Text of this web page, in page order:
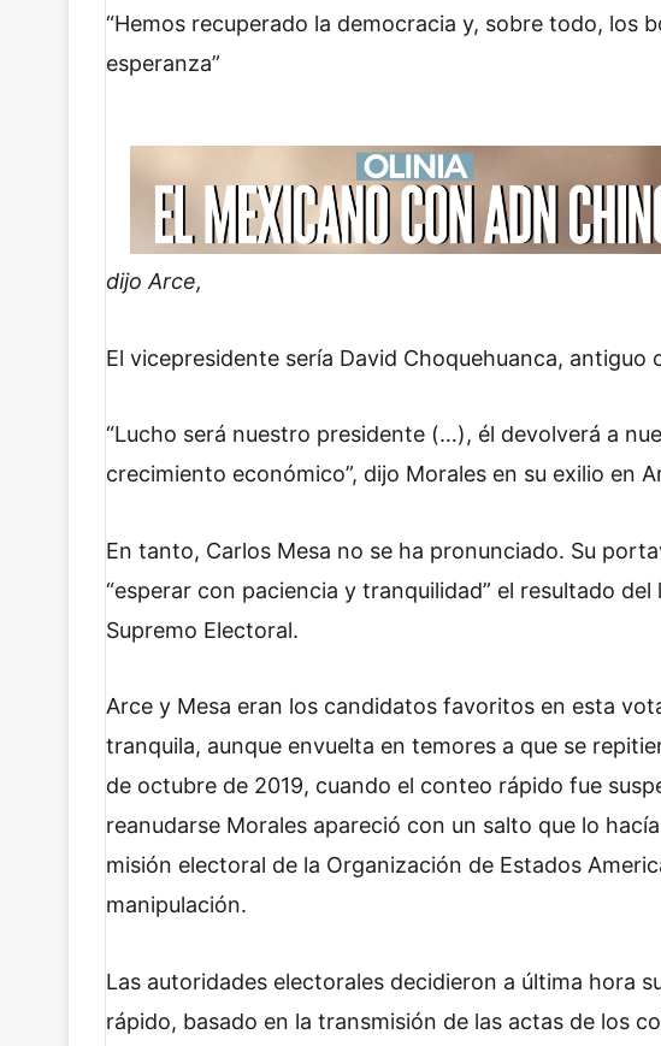
Hemos recuperado la democracia y, sobre todo, los
esperanza
dijo Arce,
El vicepresidente sería David Choquehuanca, antiguo
“Lucho será nuestro presidente (…), él devolverá a
crecimiento económico”, dijo Morales en su exilio en
En tanto, Carlos Mesa no se ha pronunciado. Su
“esperar con paciencia y tranquilidad” el resultado
Supremo Electoral.
Arce y Mesa eran los candidatos favoritos en esta
tranquila, aunque envuelta en temores a que se
de octubre de 2019, cuando el conteo rápido fue
reanudarse Morales apareció con un salto que lo
misión electoral de la Organización de Estados
manipulación.
Las autoridades electorales decidieron a última hora
rápido, basado en la transmisión de las actas de los